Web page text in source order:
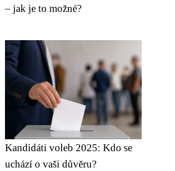
– jak je to možné?
Kandidáti voleb 2025: Kdo se
uchází o vaši důvěru?